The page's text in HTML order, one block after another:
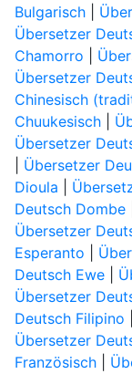
Bulgarisch|
Übersetzer
Chamorro
Übersetzer
Chinesisch
Chuukesisch|
Übersetzer
Übersetzer
Dioula
Deutsch Dombe|
Übersetzer
Esperanto
Deutsch Ewe|
Übersetzer
Deutsch Filipino
Übersetzer
Französisch|